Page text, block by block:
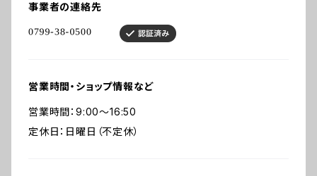
事業者の連絡先
営業時間・ショップ情報など
営業時間：9:00～16:50
定休日：日曜日（不定休）